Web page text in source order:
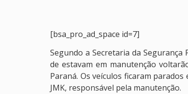
[bsa_pro_ad_space id=7]
Segundo a Secretaria da
de estavam em manutenção
Paraná. Os veículos ficaram
JMK, responsável pela manutenção.